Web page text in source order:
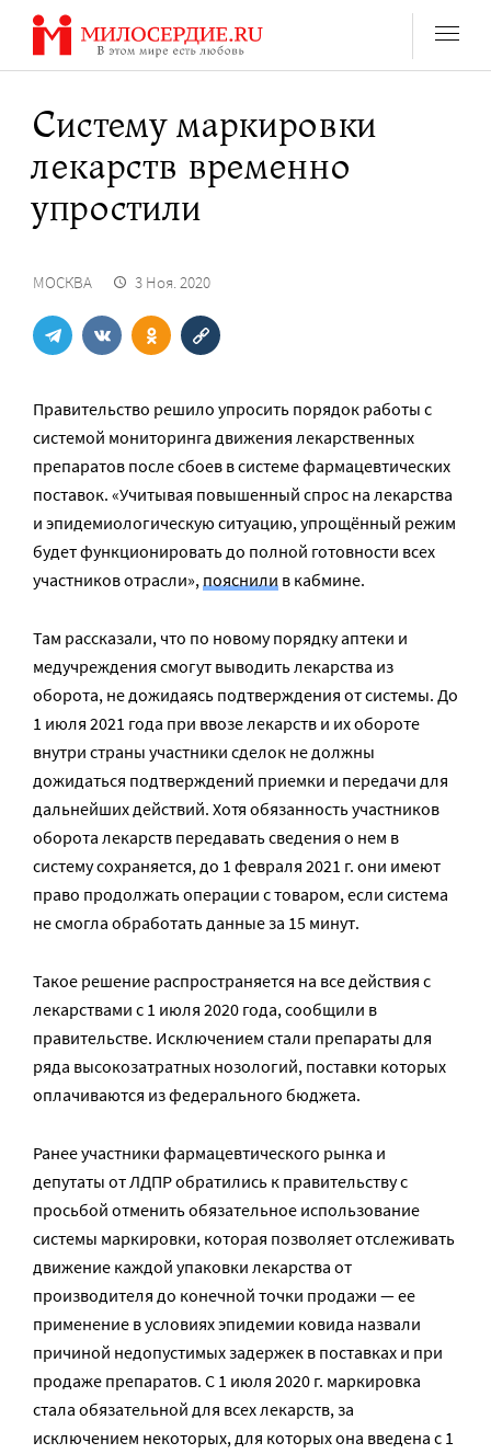
Перейти
содержанию
Систему маркировки
лекарств временно
упростили
МОСКВА 3 Ноя. 2020
Правительство решило упросить порядок работы с
системой мониторинга движения лекарственных
препаратов после сбоев в системе фармацевтических
поставок. «Учитывая повышенный спрос на лекарства
и эпидемиологическую ситуацию, упрощённый режим
будет функционировать до полной готовности всех
участников отрасли»,пояснили в кабмине.
Там рассказали, что по новому порядку аптеки и
медучреждения смогут выводить лекарства из
оборота, не дожидаясь подтверждения от системы. До
1 июля 2021 года при ввозе лекарств и их обороте
внутри страны участники сделок не должны
дожидаться подтверждений приемки и передачи для
дальнейших действий. Хотя обязанность участников
оборота лекарств передавать сведения о нем в
систему сохраняется, до 1 февраля 2021 г. они имеют
право продолжать операции с товаром, если система
не смогла обработать данные за 15 минут.
Такое решение распространяется на все действия с
лекарствами с 1 июля 2020 года, сообщили в
правительстве. Исключением стали препараты для
ряда высокозатратных нозологий, поставки которых
оплачиваются из федерального бюджета.
Ранее участники фармацевтического рынка и
депутаты от ЛДПР обратились к правительству с
просьбой отменить обязательное использование
системы маркировки, которая позволяет отслеживать
движение каждой упаковки лекарства от
производителя до конечной точки продажи — ее
применение в условиях эпидемии ковида назвали
причиной недопустимых задержек в поставках и при
продаже препаратов. С 1 июля 2020 г. маркировка
стала обязательной для всех лекарств, за
исключением некоторых, для которых она введена с 1